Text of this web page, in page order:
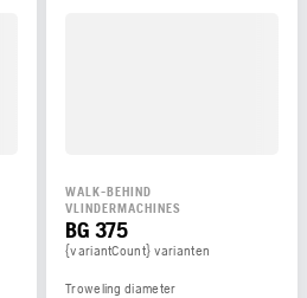
WALK-BEHIND
VLINDERMACHINES
BG 375
{variantCount} varianten
Troweling diameter